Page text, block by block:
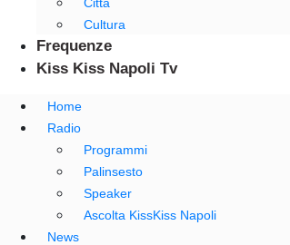
Cultura
Frequenze
Kiss Kiss Napoli Tv
Home
Radio
Programmi
Palinsesto
Speaker
Ascolta KissKiss Napoli
News